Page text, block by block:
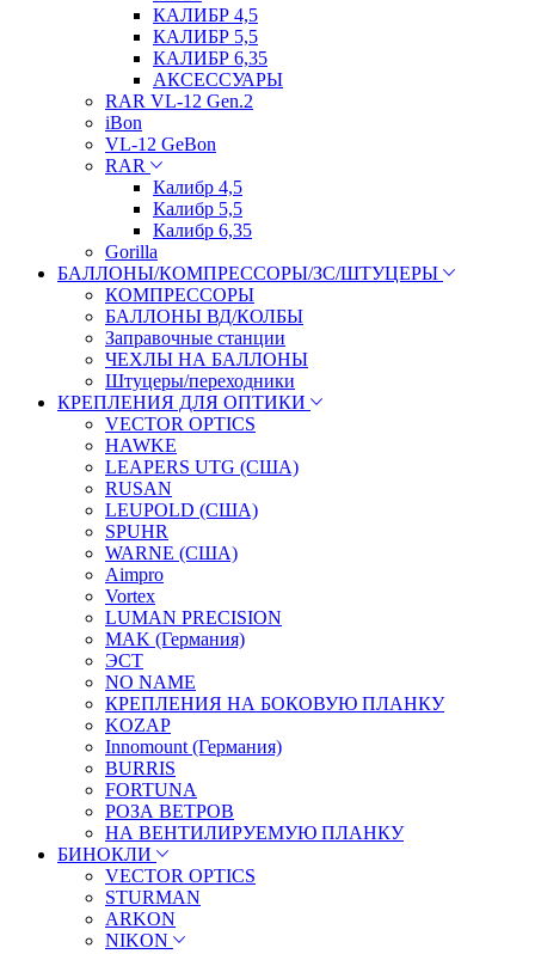
КАЛИБР 4,5
КАЛИБР 5,5
КАЛИБР 6,35
АКСЕССУАРЫ
RAR VL-12 Gen.2
iBon
VL-12 GeBon
RAR
Калибр 4,5
Калибр 5,5
Калибр 6,35
Gorilla
БАЛЛОНЫ/КОМПРЕССОРЫ/ЗС/ШТУЦЕРЫ
КОМПРЕССОРЫ
БАЛЛОНЫ ВД/КОЛБЫ
Заправочные станции
ЧЕХЛЫ НА БАЛЛОНЫ
Штуцеры/переходники
КРЕПЛЕНИЯ ДЛЯ ОПТИКИ
VECTOR OPTICS
HAWKE
LEAPERS UTG (США)
RUSAN
LEUPOLD (США)
SPUHR
WARNE (США)
Aimpro
Vortex
LUMAN PRECISION
MAK (Германия)
ЭСТ
NO NAME
КРЕПЛЕНИЯ НА БОКОВУЮ ПЛАНКУ
KOZAP
Innomount (Германия)
BURRIS
FORTUNA
РОЗА ВЕТРОВ
НА ВЕНТИЛИРУЕМУЮ ПЛАНКУ
БИНОКЛИ
VECTOR OPTICS
STURMAN
ARKON
NIKON